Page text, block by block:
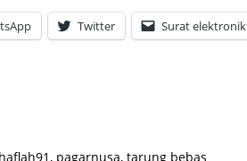
Twitter Surat elektronik
, pagarnusa, tarung bebas